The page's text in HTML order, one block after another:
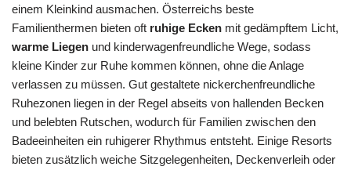
einem Kleinkind ausmachen. Österreichs beste
Familienthermen bieten oft ruhige Ecken mit gedämpftem Licht,
warme Liegen und kinderwagenfreundliche Wege, sodass
kleine Kinder zur Ruhe kommen können, ohne die Anlage
verlassen zu müssen. Gut gestaltete nickerchenfreundliche
Ruhezonen liegen in der Regel abseits von hallenden Becken
und belebten Rutschen, wodurch für Familien zwischen den
Badeeinheiten ein ruhigerer Rhythmus entsteht. Einige Resorts
bieten zusätzlich weiche Sitzgelegenheiten, Deckenverleih oder